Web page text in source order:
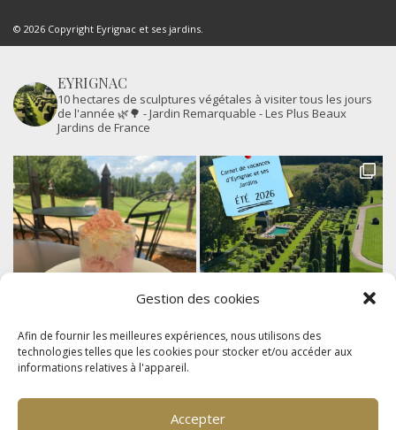
Gestion des cookies
Afin de fournir les meilleures expériences, nous utilisons des
technologies telles que les cookies pour stocker et/ou accéder aux
informations relatives à l'appareil.
Accepter
© 2026 Copyright Eyrignac et ses jardins.
EYRIGNAC
10 hectares de sculptures végétales à visiter tous les jours
de l'année 🌿🌳 - Jardin Remarquable - Les Plus Beaux
Jardins de France